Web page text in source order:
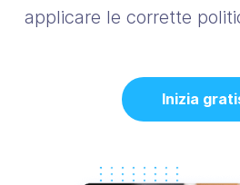
applicare le corrette
Inizia